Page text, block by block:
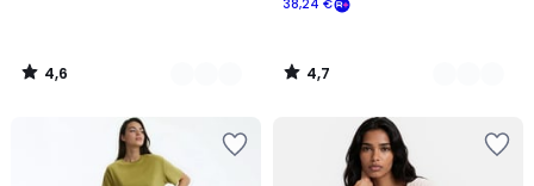
4,6
/
38,24 €
4,7
/